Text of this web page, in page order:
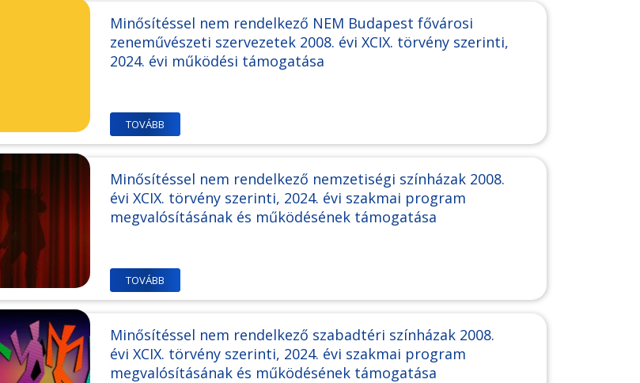
Minősítéssel nem rendelkező NEM Budapest fővárosi
zeneművészeti szervezetek 2008. évi XCIX. törvény szerinti,
2024. évi működési támogatása
TOVÁBB
Minősítéssel nem rendelkező nemzetiségi színházak 2008.
évi XCIX. törvény szerinti, 2024. évi szakmai program
megvalósításának és működésének támogatása
TOVÁBB
Minősítéssel nem rendelkező szabadtéri színházak 2008.
évi XCIX. törvény szerinti, 2024. évi szakmai program
megvalósításának és működésének támogatása